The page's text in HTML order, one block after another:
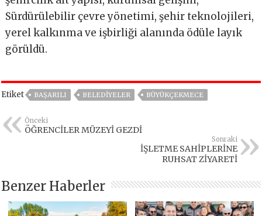
Sürdürülebilir çevre yönetimi, şehir teknolojileri,
yerel kalkınma ve işbirliği alanında ödüle layık
görüldü.
Etiket BAŞARILI BELEDIYELER BÜYÜKÇEKMECE
Önceki
ÖĞRENCİLER MÜZEYİ GEZDİ
Sonraki
İŞLETME SAHİPLERİNE
RUHSAT ZİYARETİ
Benzer Haberler